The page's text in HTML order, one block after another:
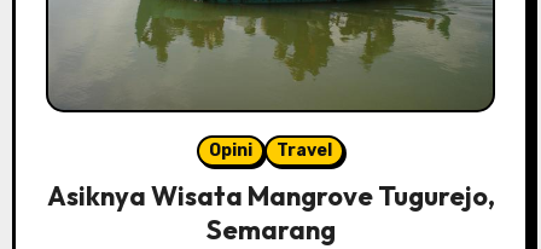
Opini Travel
Asiknya Wisata Mangrove Tugurejo,
Semarang